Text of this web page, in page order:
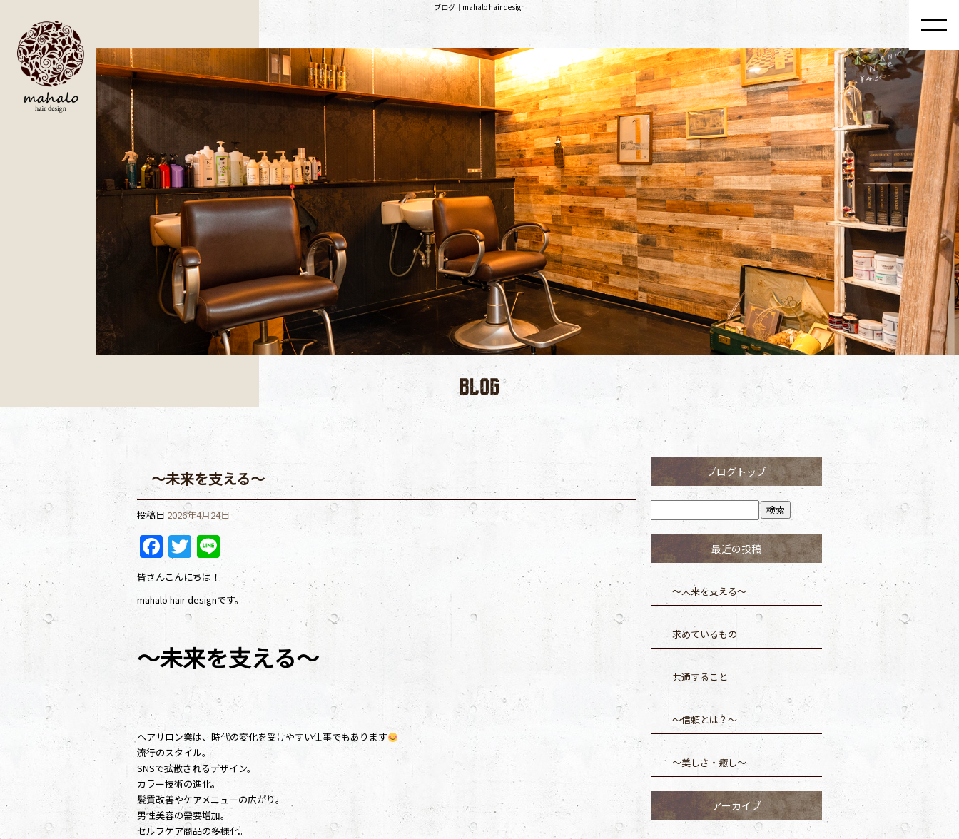
ブログ｜mahalo hair design
～未来を支える～
投稿日 2026年4月24日
Facebook
Twitter
皆さんこんにちは！
mahalo hair designです。
～未来を支える～
ヘアサロン業は、時代の変化を受けやすい仕事でもあります
流行のスタイル。
SNSで拡散されるデザイン。
カラー技術の進化。
髪質改善やケアメニューの広がり。
男性美容の需要増加。
セルフケア商品の多様化。
ブログトップ
最近の投稿
～未来を支える～
求めているもの
共通すること
～信頼とは？～
～美しさ・癒し～
アーカイブ